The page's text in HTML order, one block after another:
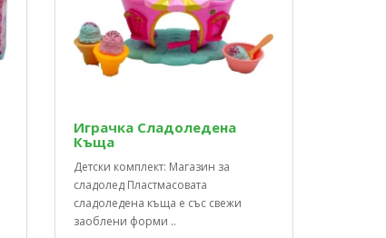
Играчка Сладоледена
Къща
Детски комплект: Магазин за
сладолед Пластмасовата
сладоледена къща е със свежи
заоблени форми ..